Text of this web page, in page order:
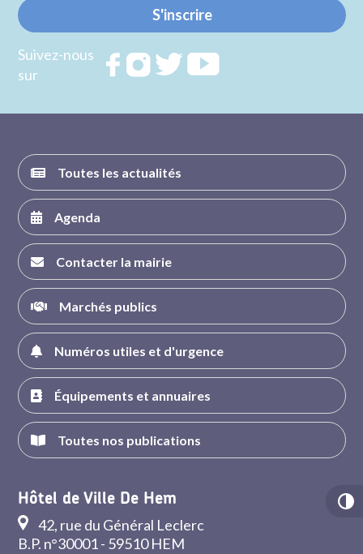
S'inscrire
Suivez-nous
sur
RejoignezRejoignezRejoignez
Toutes les actualités
Agenda
Contacter la mairie
Marchés publics
Numéros utiles et d'urgence
Équipements et annuaires
Toutes nos publications
Hôtel de Ville De Hem
42, rue du Général Leclerc
B.P. n°30001 - 59510 HEM